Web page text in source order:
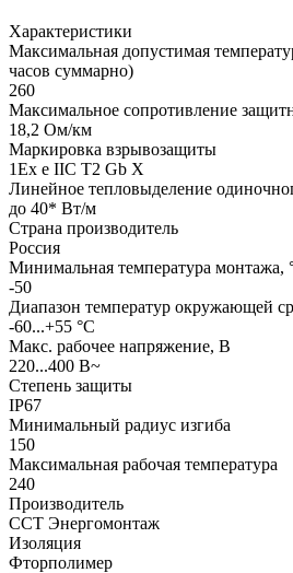
Характеристики
Максимальная допустимая
часов суммарно)
260
Максимальное сопротивление
18,2 Ом/км
Маркировка взрывозащиты
1Ех е IIС Т2 Gb X
Линейное тепловыделение
до 40* Вт/м
Страна производитель
Россия
Минимальная температура монтажа,
-50
Диапазон температур окружающей
-60...+55 °С
Макс. рабочее напряжение, В
220...400 В~
Степень защиты
IP67
Минимальный радиус изгиба
150
Максимальная рабочая температура
240
Производитель
ССТ Энергомонтаж
Изоляция
Фторполимер